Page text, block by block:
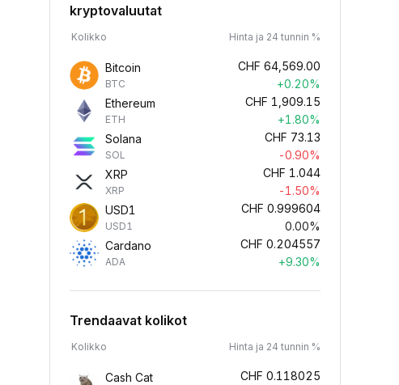
kryptovaluutat
Kolikko Hinta ja 24 tunnin %
Bitcoin
BTC
CHF 64,569.00
+0.20%
Ethereum
ETH
CHF 1,909.15
+1.80%
Solana
SOL
CHF 73.13
-0.90%
XRP
XRP
CHF 1.044
-1.50%
USD1
USD1
CHF 0.999604
0.00%
Cardano
ADA
CHF 0.204557
+9.30%
Trendaavat kolikot
Kolikko Hinta ja 24 tunnin %
Cash Cat CHF 0.118025